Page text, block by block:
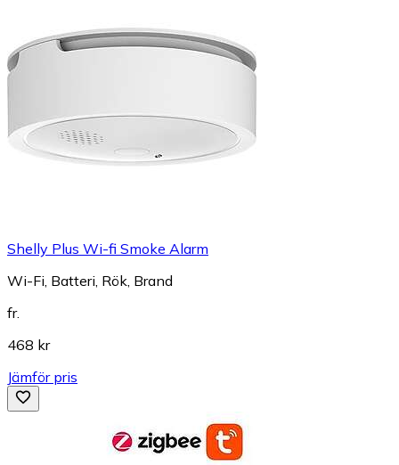
Shelly Plus Wi-fi Smoke Alarm
Wi-Fi, Batteri, Rök, Brand
fr.
468 kr
Jämför pris